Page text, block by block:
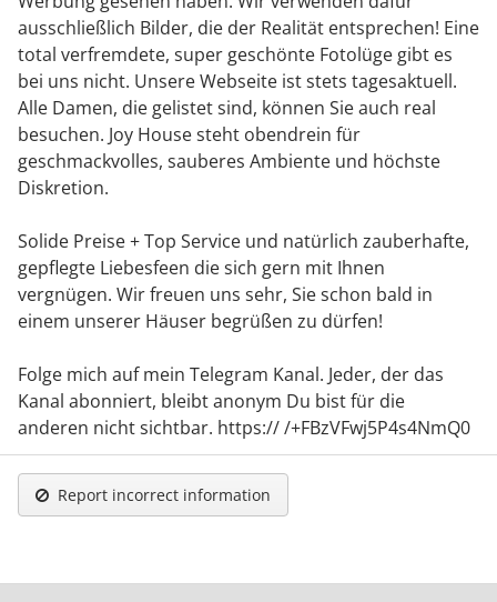
ausschließlich Bilder, die der Realität entsprechen! Eine
total verfremdete, super geschönte Fotolüge gibt es
bei uns nicht. Unsere Webseite ist stets tagesaktuell.
Alle Damen, die gelistet sind, können Sie auch real
besuchen. Joy House steht obendrein für
geschmackvolles, sauberes Ambiente und höchste
Diskretion.
Solide Preise + Top Service und natürlich zauberhafte,
gepflegte Liebesfeen die sich gern mit Ihnen
vergnügen. Wir freuen uns sehr, Sie schon bald in
einem unserer Häuser begrüßen zu dürfen!
Folge mich auf mein Telegram Kanal. Jeder, der das
Kanal abonniert, bleibt anonym Du bist für die
anderen nicht sichtbar. https:// /+FBzVFwj5P4s4NmQ0
Report incorrect information